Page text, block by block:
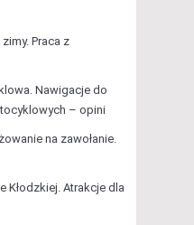
Praca z
Nawigacje do
– opini
na zawołanie.
Kłodzkiej. Atrakcje dla